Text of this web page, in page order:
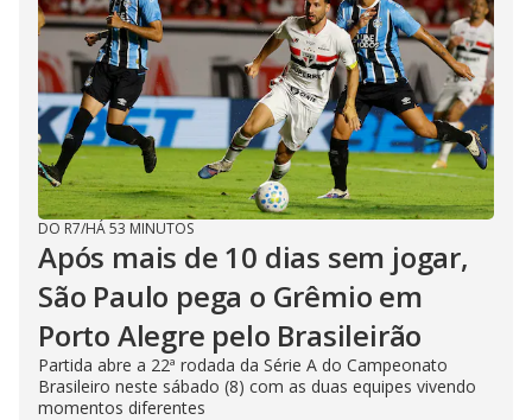
DO R7/HÁ 53 MINUTOS
Após mais de 10 dias sem jogar,
São Paulo pega o Grêmio em
Porto Alegre pelo Brasileirão
Partida abre a 22ª rodada da Série A do Campeonato
Brasileiro neste sábado (8) com as duas equipes vivendo
momentos diferentes